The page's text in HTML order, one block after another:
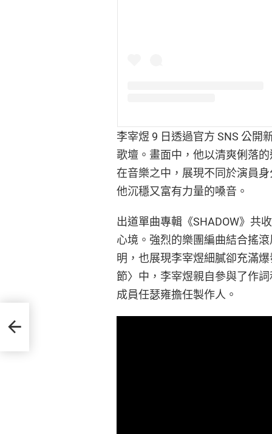
李宰煜 9 日透過官方 SNS 公開
歌壇。畫面中，他以清爽俐落
在音樂之中，展現不同於演員
他沉穩又富有力量的嗓音。
出道單曲專輯《SHADOW》共
心境。強烈的樂團編曲結合搖
明，也展現李宰煜細膩卻充滿
節〉中，李宰煜親自參與了作
成員任瑟雍擔任製作人。
撤